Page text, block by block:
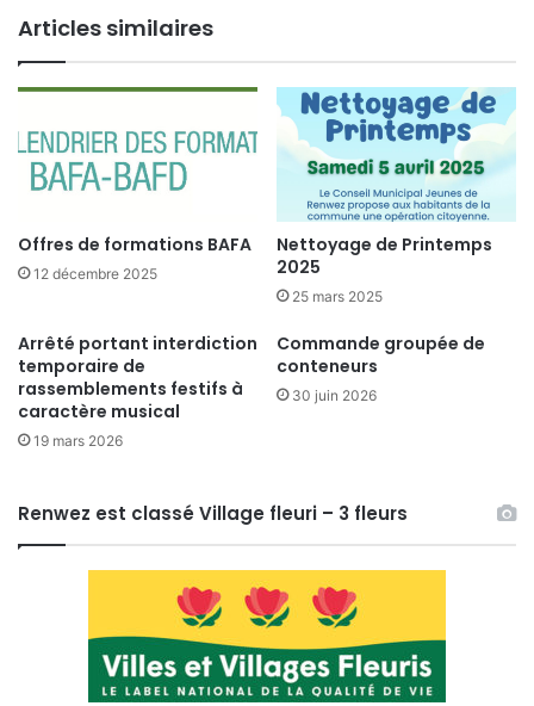
Articles similaires
Offres de formations BAFA
12 décembre 2025
Nettoyage de Printemps
2025
25 mars 2025
Arrêté portant interdiction
temporaire de
rassemblements festifs à
caractère musical
19 mars 2026
Commande groupée de
conteneurs
30 juin 2026
Renwez est classé Village fleuri – 3 fleurs